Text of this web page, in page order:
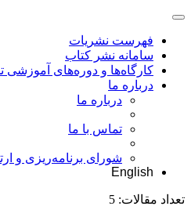
فهرست نشریات
سامانه نشر کتاب
کارگاه‌ها و دوره‌های
درباره ما
درباره ما
تماس با ما
شورای برنامه‌ریزی و
English
تعداد مقالات: 5